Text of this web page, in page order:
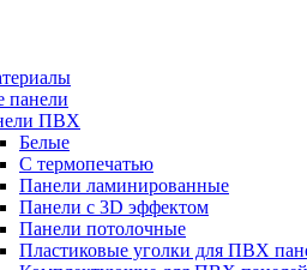
панели
ПВХ
Белые
С термопечатью
Панели ламинированные
Панели с 3D эффектом
Панели потолочные
Пластиковые уголки для ПВХ